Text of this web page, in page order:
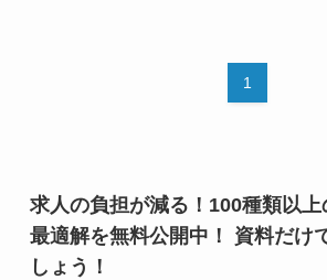
1
求人の負担が減る！100種類以上
最適解を無料公開中！ 資料だけ
しょう！